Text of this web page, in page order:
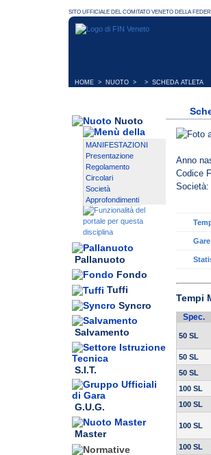
HOME > NUOTO > > SCHEDA ATLETA
Nuoto
MANIFESTAZIONI
Presentazione
Regolamento
Circolari
Società
Approfondimenti
Pallanuoto
Fondo
Tuffi
Syncro
Salvamento
S.I.T.
G.U.G.
Master
Anno
Codice
Società:
Tempi
Spec.
50 SL
50 SL
50 SL
100 SL
100 SL
100 SL
100 SL